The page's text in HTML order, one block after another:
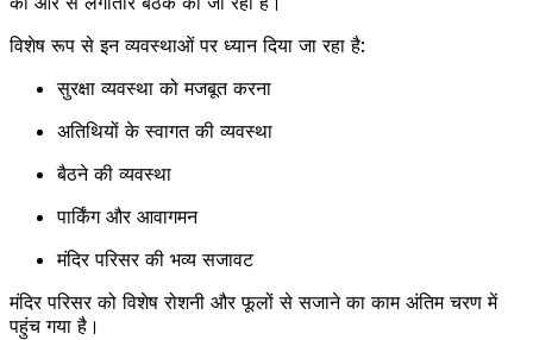
विशेष रूप से इन व्यवस्थाओं पर ध्यान दिया जा रहा है:
सुरक्षा व्यवस्था को मजबूत करना
अतिथियों के स्वागत की व्यवस्था
बैठने की व्यवस्था
पार्किंग और आवागमन
मंदिर परिसर की भव्य सजावट
मंदिर परिसर को विशेष रोशनी और फूलों से सजाने का काम अंतिम चरण में
पहुंच गया है।